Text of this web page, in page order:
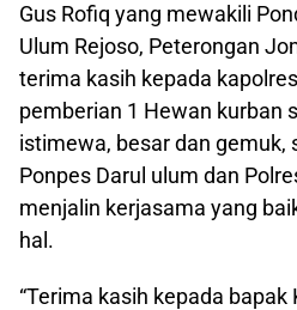
Gus Rofiq yang mewakili
Ulum Rejoso, Peterongan
terima kasih kepada
pemberian 1 Hewan kurban
istimewa, besar dan gemuk,
Ponpes Darul ulum dan
menjalin kerjasama yang
hal.
“Terima kasih kepada bapak